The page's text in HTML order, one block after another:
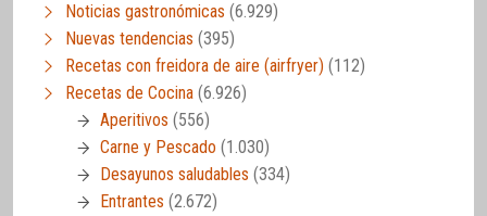
Noticias gastronómicas (6.929)
Nuevas tendencias (395)
Recetas con freidora de aire (airfryer) (112)
Recetas de Cocina (6.926)
Aperitivos (556)
Carne y Pescado (1.030)
Desayunos saludables (334)
Entrantes (2.672)